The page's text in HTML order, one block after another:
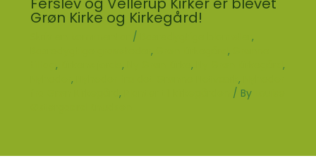
Grøn Kirke og Kirkegård!
/
,
, ,
, , ,
,
, ,
, / By